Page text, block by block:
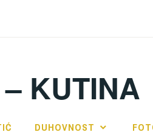
KUTINA
DUHOVNOST